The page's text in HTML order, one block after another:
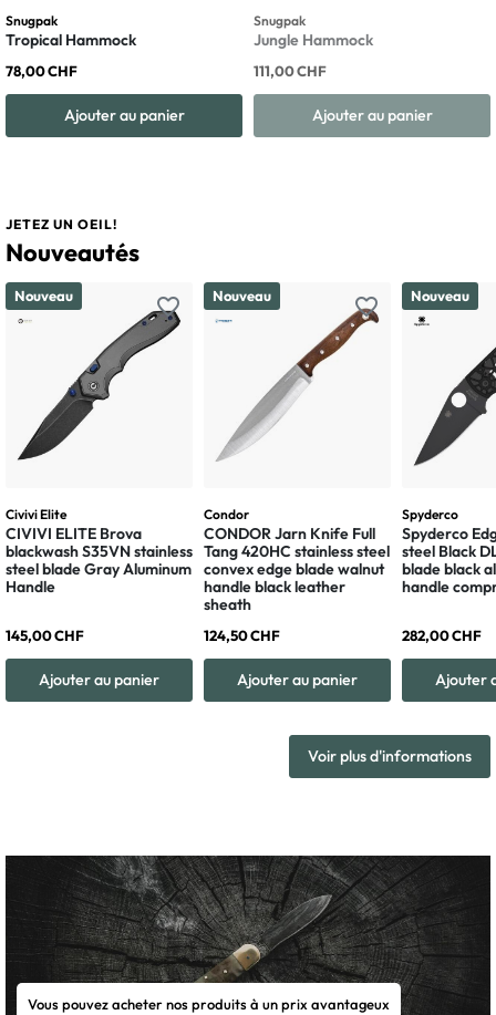
Snugpak
Tropical Hammock
78,00 CHF
Ajouter au panier
Snugpak
Jungle Hammock
111,00 CHF
Ajouter au panier
JETEZ UN OEIL!
Nouveautés
favorite_border
Nouveau
Civivi Elite
CIVIVI ELITE Brova
blackwash S35VN stainless
steel blade Gray Aluminum
Handle
145,00 CHF
Ajouter au panier
favorite_border
Nouveau
Condor
CONDOR Jarn Knife Full
Tang 420HC stainless steel
convex edge blade walnut
handle black leather
sheath
124,50 CHF
Ajouter au panier
Nouveau
Spyderco
Spyderco
steel Black
blade black
handle
282,00 CHF
Ajouter
Voir plus d'informations
Vous pouvez acheter nos produits à un prix avantageux